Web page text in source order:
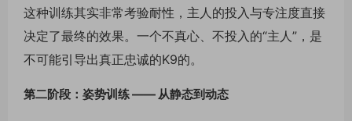
这种训练其实非常考验耐性，主人的投入与专注度直接
决定了最终的效果。一个不真心、不投入的“主人”，是
不可能引导出真正忠诚的K9的。
第二阶段：姿势训练 —— 从静态到动态